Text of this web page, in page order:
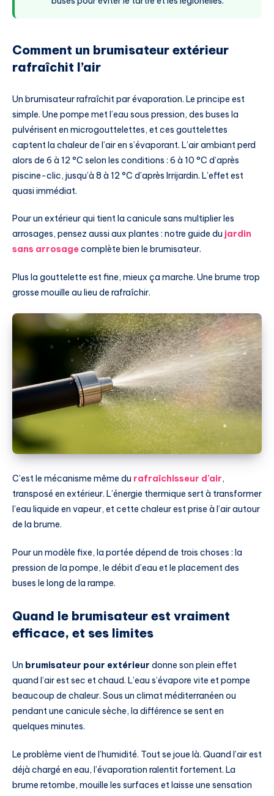
Comment un brumisateur extérieur
rafraîchit l’air
Un brumisateur rafraîchit par évaporation. Le principe est
simple. Une pompe met l’eau sous pression, des buses la
pulvérisent en microgouttelettes, et ces gouttelettes
captent la chaleur de l’air en s’évaporant. L’air ambiant perd
alors de 6 à 12 °C selon les conditions : 6 à 10 °C d’après
piscine-clic, jusqu’à 8 à 12 °C d’après Irrijardin. L’effet est
quasi immédiat.
Pour un extérieur qui tient la canicule sans multiplier les
arrosages, pensez aussi aux plantes : notre guide du jardin
sans arrosage complète bien le brumisateur.
Plus la gouttelette est fine, mieux ça marche. Une brume trop
grosse mouille au lieu de rafraîchir.
C’est le mécanisme même du rafraîchisseur d’air,
transposé en extérieur. L’énergie thermique sert à transformer
l’eau liquide en vapeur, et cette chaleur est prise à l’air autour
de la brume.
Pour un modèle fixe, la portée dépend de trois choses : la
pression de la pompe, le débit d’eau et le placement des
buses le long de la rampe.
Quand le brumisateur est vraiment
efficace, et ses limites
Un brumisateur pour extérieur donne son plein effet
quand l’air est sec et chaud. L’eau s’évapore vite et pompe
beaucoup de chaleur. Sous un climat méditerranéen ou
pendant une canicule sèche, la différence se sent en
quelques minutes.
Le problème vient de l’humidité. Tout se joue là. Quand l’air est
déjà chargé en eau, l’évaporation ralentit fortement. La
brume retombe, mouille les surfaces et laisse une sensation